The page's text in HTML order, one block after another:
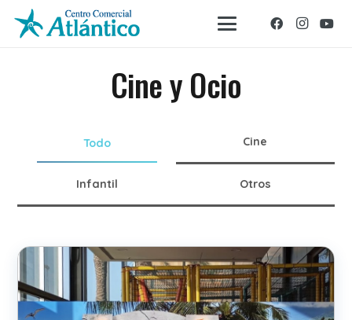
Cine y Ocio
Todo Cine
Infantil Otros